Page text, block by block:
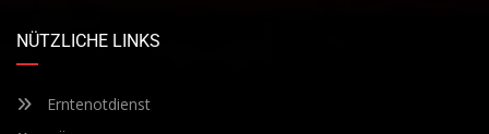
NÜTZLICHE LINKS
Erntenotdienst